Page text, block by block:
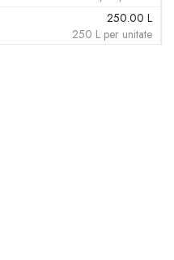
250.00 L
250 L per unitate